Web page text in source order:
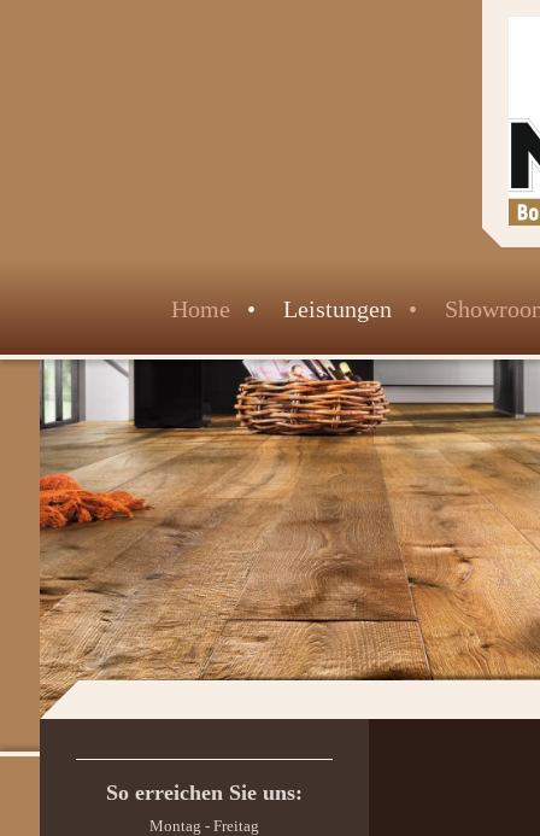
Home Leistungen
So erreichen Sie uns:
Montag - Freitag